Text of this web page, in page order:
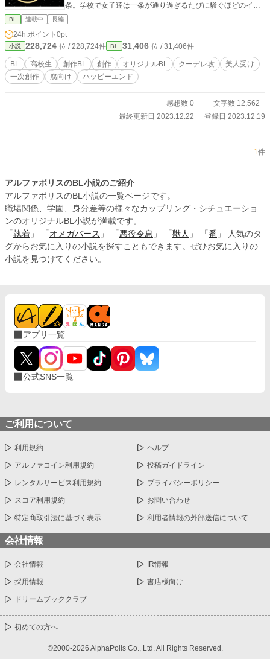
条。学校で女子達は一条が通り過ぎるたびに騒ぐほどのイケ
メン男がなぜ男である如月を見つめるのか。 中々進展しない
二人が如月の大切なキーホルダーを落とした所から絵々に縮
まる距離。近づけば近づくほど好きになりどんどん自分の感
情や気持ちを伝える一条と一条を好きだと思うのが怖い如
月。 二人の家族に対する違いや心の中にある思いの違い。正
反対な二人の結末は一体.... ....お互いの視点で感情や気持ち、
どんなことがそ れぞれ見れるのが拘りです！そして表紙の如
BL 連載中 長編
24h.ポイント 0pt
小説 228,724 位 / 228,724件 BL 31,406 位 / 31,406件
BL 高校生 創作BL 創作 オリジナルBL クーデレ攻
美人受け
一次創作
腐向け ハッピーエンド
感想数 0
文字数 12,562
最終更新日 2023.12.22
登録日 2023.12.19
1件
アルファポリスのBL小説のご紹介
アルファポリスのBL小説の一覧ページです。
職場関係、学園、身分差等の様々なカップリング・シチュエーショ
ンのオリジナルBL小説が満載です。
「 執着 」 「 オメガバース 」 「 悪役令息 」 「 獣人 」 「 番 」 人気のタ
グからお気に入りの小説を探すこともできます。ぜひお気に入りの
小説を見つけてください。
アプリ一覧
公式SNS一覧
ご利用について
利用規約 ヘルプ
アルファコイン利用規約 投稿ガイドライン
レンタルサービス利用規約 プライバシーポリシー
スコア利用規約 お問い合わせ
特定商取引法に基づく表示 利用者情報の外部送信について
会社情報
会社情報 IR情報
採用情報 書店様向け
ドリームブッククラブ
初めての方へ
©2000-2026 AlphaPolis Co., Ltd. All Rights Reserved.